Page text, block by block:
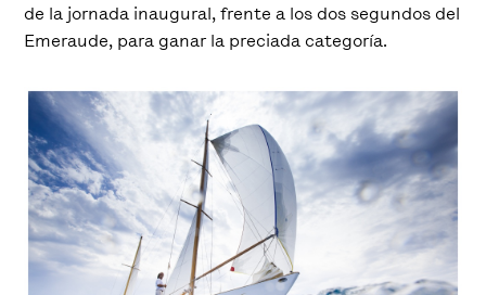
de la jornada inaugural, frente a los dos segundos del
Emeraude, para ganar la preciada categoría.